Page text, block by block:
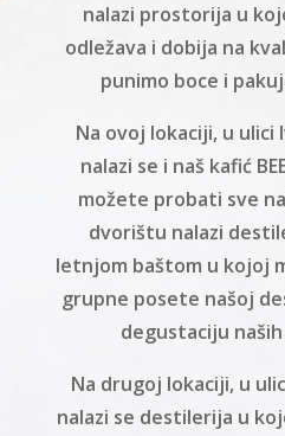
nalazi prostorija u
odležava i dobija na
punimo boce i
Na ovoj lokaciji, u ulici
nalazi se i naš kafić
možete probati sve
dvorištu nalazi
letnjom baštom u kojoj
grupne posete našoj
degustaciju
Na drugoj lokaciji, u
nalazi se destilerija u